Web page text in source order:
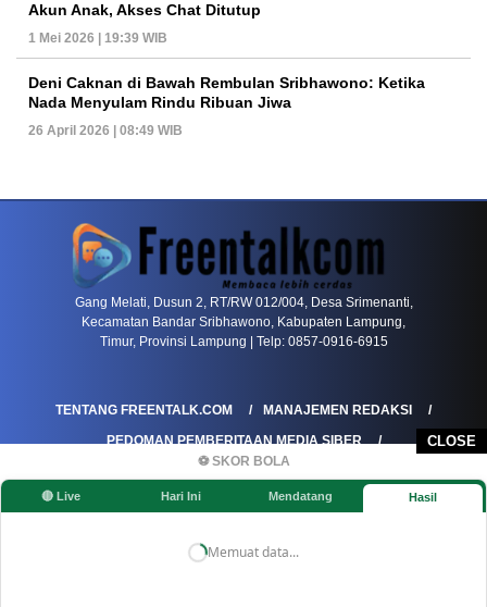
CLOSE
⚽ SKOR BOLA
🔴 Live Hari Ini Mendatang Hasil
Memuat data...
Akun Anak, Akses Chat Ditutup
1 Mei 2026 | 19:39 WIB
Deni Caknan di Bawah Rembulan Sribhawono: Ketika
Nada Menyulam Rindu Ribuan Jiwa
26 April 2026 | 08:49 WIB
PETIR800 LOGIN Komunitas Game Mulai Melirik Platform
Gang Melati, Dusun 2, RT/RW 012/004, Desa Srimenanti,
Kecamatan Bandar Sribhawono, Kabupaten Lampung,
Timur, Provinsi Lampung | Telp: 0857-0916-6915
TENTANG FREENTALK.COM
MANAJEMEN REDAKSI
PEDOMAN PEMBERITAAN MEDIA SIBER
KOREKSI & KLARIFIKASI
KEBIJAKAN IKLAN / ADVERTORIAL